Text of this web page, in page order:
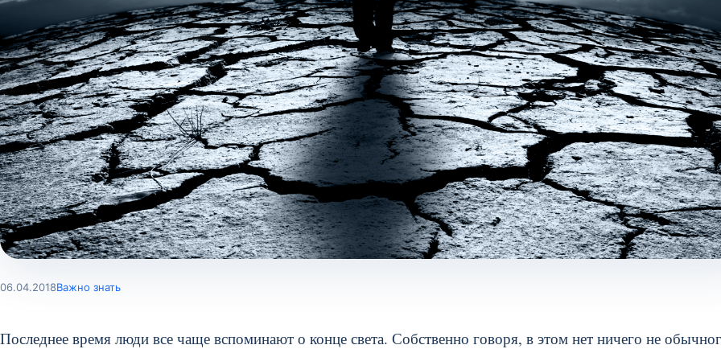
06.04.2018Важно знать
Последнее время люди все чаще вспоминают о конце света. Собственно говоря, в этом нет ничего не